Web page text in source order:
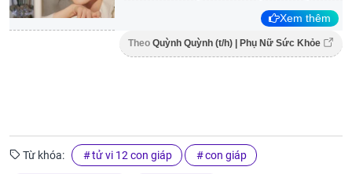
Xem thêm
Theo Quỳnh Quỳnh (t/h) | Phụ Nữ Sức Khỏe
Từ khóa: tử vi 12 con giáp con giáp